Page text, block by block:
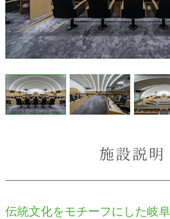
施設説明
伝統文化をモチーフにした岐